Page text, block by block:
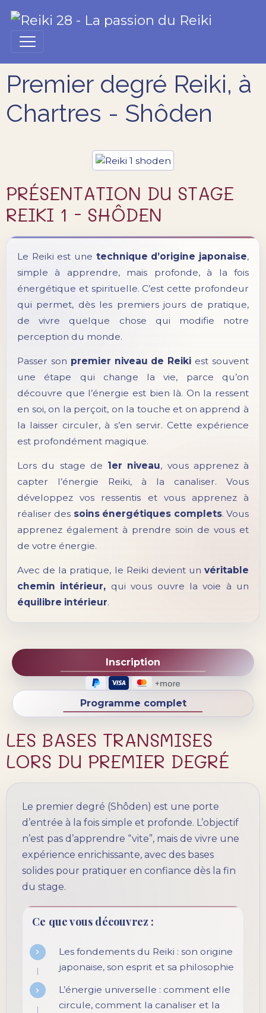
Premier degré Reiki, à
Chartres - Shôden
PRÉSENTATION DU STAGE
REIKI 1 - SHÔDEN
Le Reiki est une technique d’origine japonaise,
simple à apprendre, mais profonde, à la fois
énergétique et spirituelle. C’est cette profondeur
qui permet, dès les premiers jours de pratique,
de vivre quelque chose qui modifie notre
perception du monde.
Passer son premier niveau de Reiki est souvent
une étape qui change la vie, parce qu’on
découvre que l’énergie est bien là. On la ressent
en soi, on la perçoit, on la touche et on apprend à
la laisser circuler, à s’en servir. Cette expérience
est profondément magique.
Lors du stage de 1er niveau, vous apprenez à
capter l’énergie Reiki, à la canaliser. Vous
développez vos ressentis et vous apprenez à
réaliser des soins énergétiques complets. Vous
apprenez également à prendre soin de vous et
de votre énergie.
Avec de la pratique, le Reiki devient un véritable
chemin intérieur, qui vous ouvre la voie à un
équilibre intérieur.
Inscription
Programme complet
LES BASES TRANSMISES
LORS DU PREMIER DEGRÉ
Le premier degré (Shôden) est une porte
d’entrée à la fois simple et profonde. L’objectif
n’est pas d’apprendre “vite”, mais de vivre une
expérience enrichissante, avec des bases
solides pour pratiquer en confiance dès la fin
du stage.
Ce que vous découvrez :
Les fondements du Reiki : son origine
japonaise, son esprit et sa philosophie
L’énergie universelle : comment elle
circule, comment la canaliser et la